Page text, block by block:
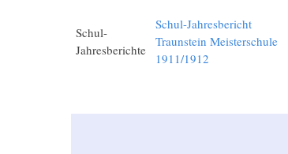
Schul-
Jahresberichte
Schul-Jahresbericht
Traunstein Meisterschule
1911/1912